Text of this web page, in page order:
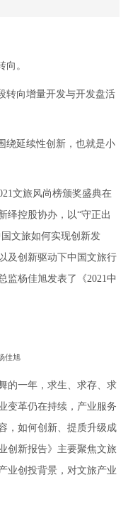
。
转向增量开发与开发盘活
绕延续性创新，也就是小
文旅风尚榜颁奖盛典在
绎控股协办，以“守正出
文旅如何实现创新发
及创新驱动下中国文旅行
监杨佳旭发表了《2021中
佳旭
的一年，求生、求存、求
变革仍在持续，产业服务
，如何创新、提质升级成
创新报告》主要聚焦文旅
业创投背景，对文旅产业